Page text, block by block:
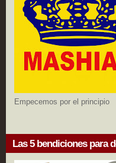
Empecemos por el principio
Las 5 bendiciones para